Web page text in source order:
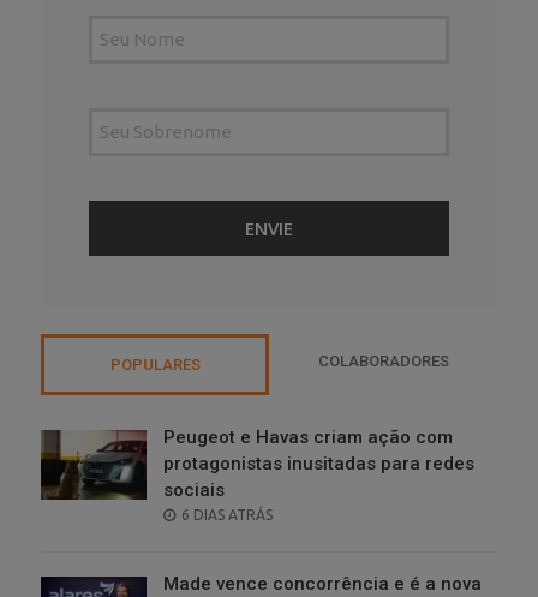
POPULARES COLABORADORES
Peugeot e Havas criam ação com
protagonistas inusitadas para redes
sociais
POSTED
6 DIAS ATRÁS
Made vence concorrência e é a nova